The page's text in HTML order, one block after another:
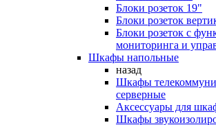
Блоки розеток 19"
Блоки розеток
Блоки розеток с
мониторинга и
Шкафы напольные
назад
Шкафы
серверные
Аксессуары для
Шкафы